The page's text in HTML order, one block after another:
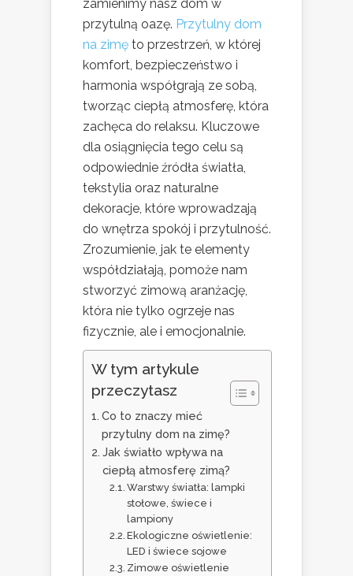
zamienimy nasz dom w
przytulną oazę. Przytulny dom
na zimę to przestrzeń, w której
komfort, bezpieczeństwo i
harmonia współgrają ze sobą,
tworząc ciepłą atmosferę, która
zachęca do relaksu. Kluczowe
dla osiągnięcia tego celu są
odpowiednie źródła światła,
tekstylia oraz naturalne
dekoracje, które wprowadzają
do wnętrza spokój i przytulność.
Zrozumienie, jak te elementy
współdziałają, pomoże nam
stworzyć zimową aranżację,
która nie tylko ogrzeje nas
fizycznie, ale i emocjonalnie.
W tym artykule
przeczytasz
Co to znaczy mieć
przytulny dom na zimę?
Jak światło wpływa na
ciepłą atmosferę zimą?
Warstwy światła: lampki
stołowe, świece i
lampiony
Ekologiczne oświetlenie:
LED i świece sojowe
Zimowe oświetlenie